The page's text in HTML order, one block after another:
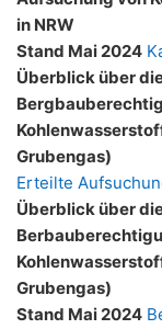
in NRW
Stand Mai 2024
Überblick über
Grubengas)
Erteilte
Überblick über
Grubengas)
Stand Mai 2024